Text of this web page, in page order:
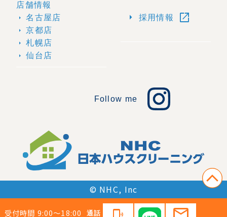
受付時間 9:00〜18:00 通話 phonelink_ring
店舗情報
arrow_right 名古屋店
arrow_right 京都店
arrow_right 札幌店
arrow_right 仙台店
arrow_right 採用情報 open_in_new
Follow me
© NHC, Inc